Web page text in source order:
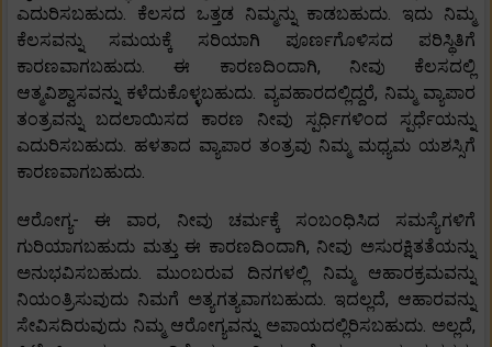
ಎದುರಿಸಬಹುದು. ಕೆಲಸದ ಒತ್ತಡ ನಿಮ್ಮನ್ನು ಕಾಡಬಹುದು. ಇದು ನಿಮ್ಮ
ಕೆಲಸವನ್ನು ಸಮಯಕ್ಕೆ ಸರಿಯಾಗಿ ಪೂರ್ಣಗೊಳಿಸದ ಪರಿಸ್ಥಿತಿಗೆ
ಕಾರಣವಾಗಬಹುದು. ಈ ಕಾರಣದಿಂದಾಗಿ, ನೀವು ಕೆಲಸದಲ್ಲಿ
ಆತ್ಮವಿಶ್ವಾಸವನ್ನು ಕಳೆದುಕೊಳ್ಳಬಹುದು. ವ್ಯವಹಾರದಲ್ಲಿದ್ದರೆ, ನಿಮ್ಮ ವ್ಯಾಪಾರ
ತಂತ್ರವನ್ನು ಬದಲಾಯಿಸದ ಕಾರಣ ನೀವು ಸ್ಪರ್ಧಿಗಳಿಂದ ಸ್ಪರ್ಧೆಯನ್ನು
ಎದುರಿಸಬಹುದು. ಹಳತಾದ ವ್ಯಾಪಾರ ತಂತ್ರವು ನಿಮ್ಮ ಮಧ್ಯಮ ಯಶಸ್ಸಿಗೆ
ಕಾರಣವಾಗಬಹುದು.
ಆರೋಗ್ಯ- ಈ ವಾರ, ನೀವು ಚರ್ಮಕ್ಕೆ ಸಂಬಂಧಿಸಿದ ಸಮಸ್ಯೆಗಳಿಗೆ
ಗುರಿಯಾಗಬಹುದು ಮತ್ತು ಈ ಕಾರಣದಿಂದಾಗಿ, ನೀವು ಅಸುರಕ್ಷಿತತೆಯನ್ನು
ಅನುಭವಿಸಬಹುದು. ಮುಂಬರುವ ದಿನಗಳಲ್ಲಿ ನಿಮ್ಮ ಆಹಾರಕ್ರಮವನ್ನು
ನಿಯಂತ್ರಿಸುವುದು ನಿಮಗೆ ಅತ್ಯಗತ್ಯವಾಗಬಹುದು. ಇದಲ್ಲದೆ, ಆಹಾರವನ್ನು
ಸೇವಿಸದಿರುವುದು ನಿಮ್ಮ ಆರೋಗ್ಯವನ್ನು ಅಪಾಯದಲ್ಲಿರಿಸಬಹುದು. ಅಲ್ಲದೆ,